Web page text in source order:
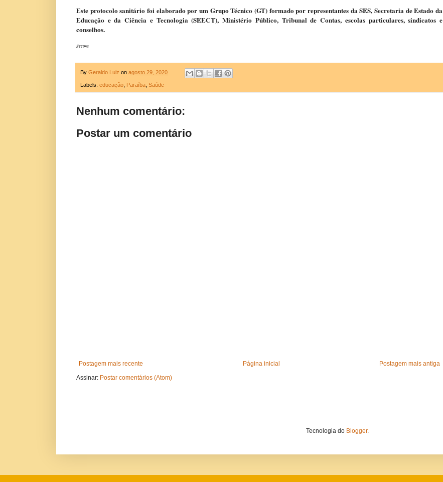
Este protocolo sanitário foi elaborado por um Grupo Técnico (GT) formado por representantes da SES, Secretaria de Estado da
Educação e da Ciência e Tecnologia (SEECT), Ministério Público, Tribunal de Contas, escolas particulares, sindicatos e
conselhos.
Secom
By Geraldo Luiz on agosto 29, 2020
Labels: educação Paraíba Saúde
Nenhum comentário:
Postar um comentário
Postagem mais recente Postagem mais antiga
Página inicial
Assinar: Postar comentários (Atom)
Tecnologia do Blogger.